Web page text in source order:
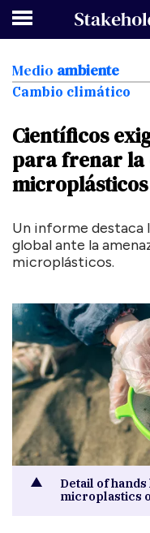
Medio ambiente
Cambio climático
Científicos
parafrenarla
microplásticos
Un informe destaca
global ante la
microplásticos.
Detail of
microplastics